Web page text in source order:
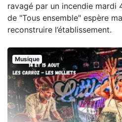
ravagé par un incendie mardi
de "Tous ensemble" espère
reconstruire l’établissement.
Musique